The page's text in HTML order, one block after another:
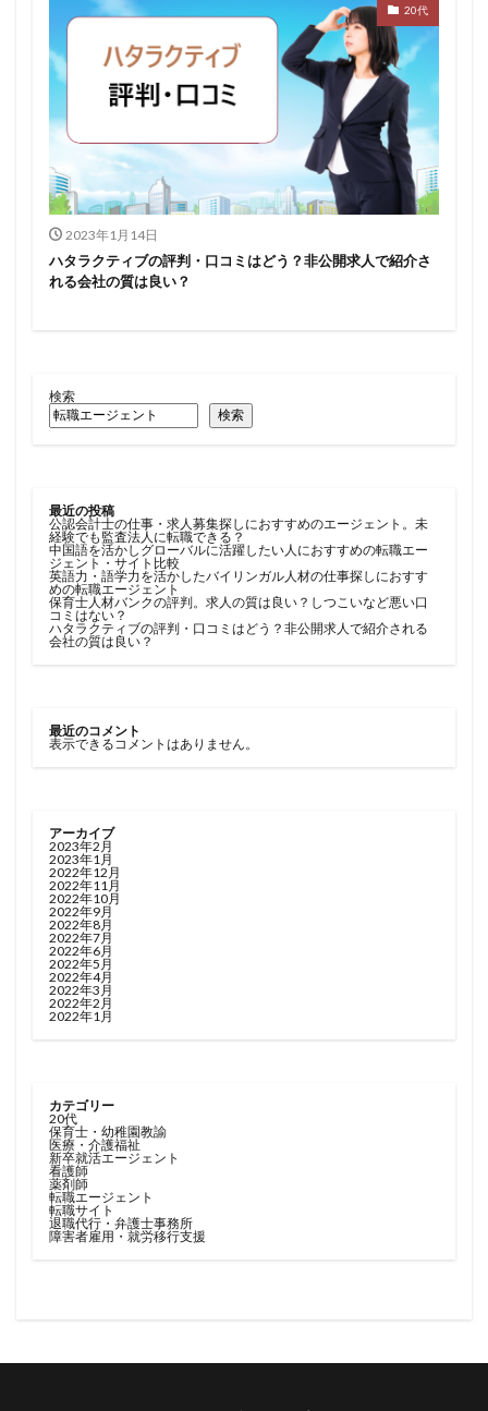
20代
2023年1月14日
ハタラクティブの評判・口コミはどう？非公開求人で紹介さ
れる会社の質は良い？
検索
検索
最近の投稿
公認会計士の仕事・求人募集探しにおすすめのエージェント。未
経験でも監査法人に転職できる？
中国語を活かしグローバルに活躍したい人におすすめの転職エー
ジェント・サイト比較
英語力・語学力を活かしたバイリンガル人材の仕事探しにおすす
めの転職エージェント
保育士人材バンクの評判。求人の質は良い？しつこいなど悪い口
コミはない？
ハタラクティブの評判・口コミはどう？非公開求人で紹介される
会社の質は良い？
最近のコメント
表示できるコメントはありません。
アーカイブ
2023年2月
2023年1月
2022年12月
2022年11月
2022年10月
2022年9月
2022年8月
2022年7月
2022年6月
2022年5月
2022年4月
2022年3月
2022年2月
2022年1月
カテゴリー
20代
保育士・幼稚園教諭
医療・介護福祉
新卒就活エージェント
看護師
薬剤師
転職エージェント
転職サイト
退職代行・弁護士事務所
障害者雇用・就労移行支援